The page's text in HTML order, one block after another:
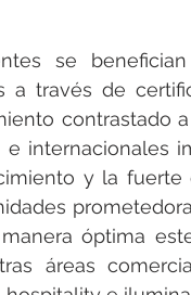
se
a través de
contrastado
e internacionales
y la fuerte
óptima
áreas